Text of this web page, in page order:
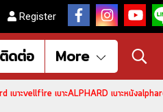
Register
ติดต่อ More
เบาะvellfire เบาะALPHARD เบาะหนัง